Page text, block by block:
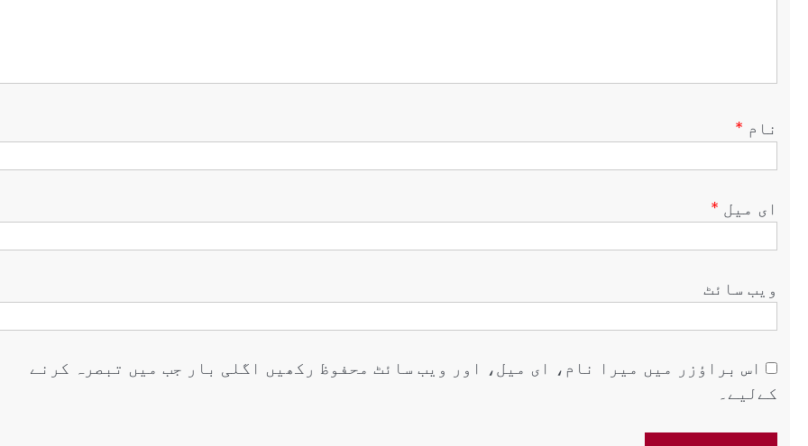
نام *
ای میل *
ویب‌ سائٹ
اس براؤزر میں میرا نام، ای میل، اور ویب سائٹ محفوظ رکھیں اگلی بار جب میں تبصرہ کرنے
کےلیے۔